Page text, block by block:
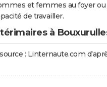
et femmes au foyer ou
de travailler.
à
: Linternaute.com